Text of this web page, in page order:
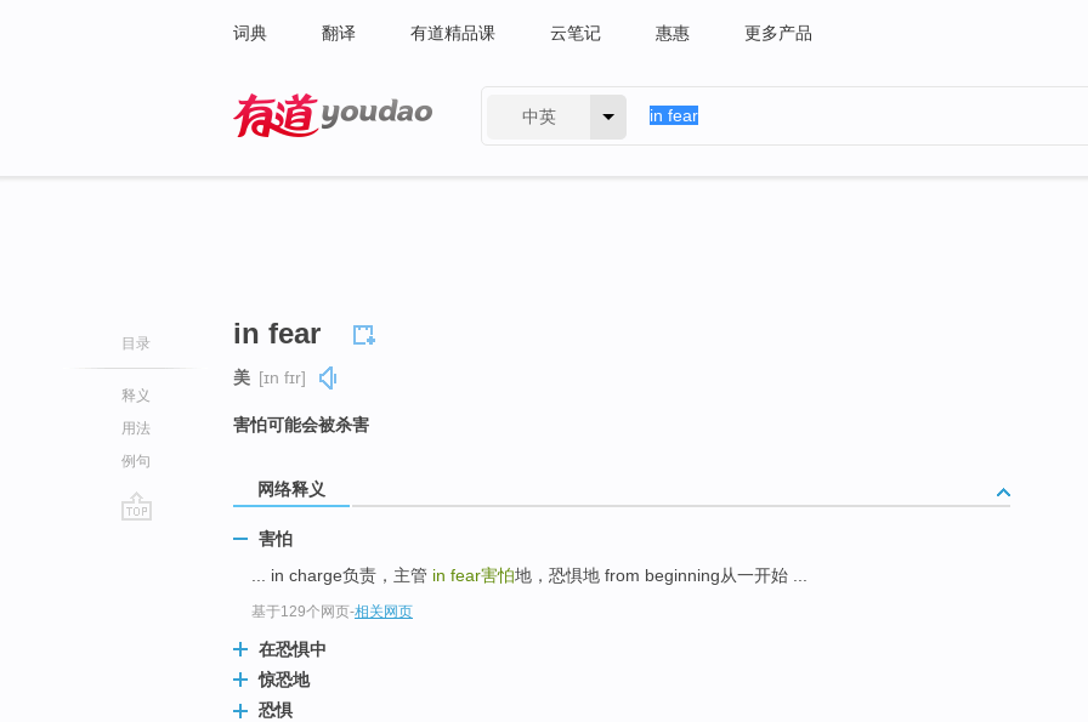
词典 翻译 有道精品课 云笔记 惠惠 更多产品
中英
目录
释义
用法
例句
in fear
美 [ɪn fɪr]
害怕可能会被杀害
网络释义
害怕
... in charge负责，主管 in fear害怕地，恐惧地 from beginning从一开始 ...
基于129个网页-相关网页
在恐惧中
惊恐地
恐惧